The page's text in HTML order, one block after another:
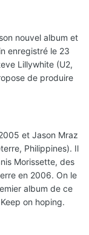
nouvel album et
enregistré le 23
Lillywhite (U2,
de produire
et Jason Mraz
Philippines). Il
Morissette, des
en 2006. On le
album de ce
on hoping.